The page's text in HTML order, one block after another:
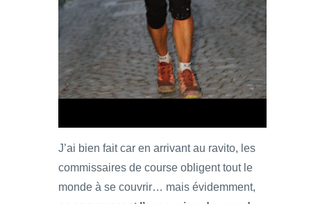
J’ai bien fait car en arrivant au ravito, les
commissaires de course obligent tout le
monde à se couvrir… mais évidemment,